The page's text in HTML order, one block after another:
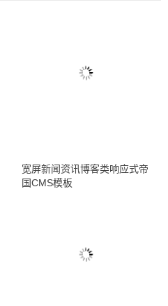
宽屏新闻资讯博客类响应式帝
国CMS模板